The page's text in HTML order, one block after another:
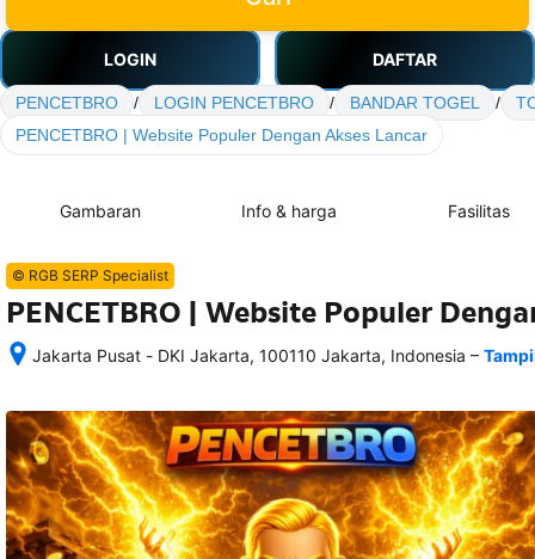
LOGIN DAFTAR
PENCETBRO / LOGIN PENCETBRO / BANDAR TOGEL /
PENCETBRO | Website Populer Dengan Akses Lancar
Gambaran Info & harga Fasilitas
© RGB SERP Specialist
PENCETBRO | Website Populer
Jakarta Pusat - DKI Jakarta, 100110 Jakarta, Indonesia
semua
rincian
akomodasi
termasuk
nomor
telepon
–